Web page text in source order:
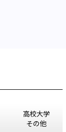
高校大学
その他